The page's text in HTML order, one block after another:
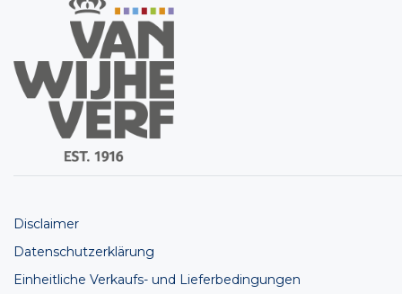
Disclaimer
Datenschutzerklärung
Einheitliche Verkaufs- und Lieferbedingungen